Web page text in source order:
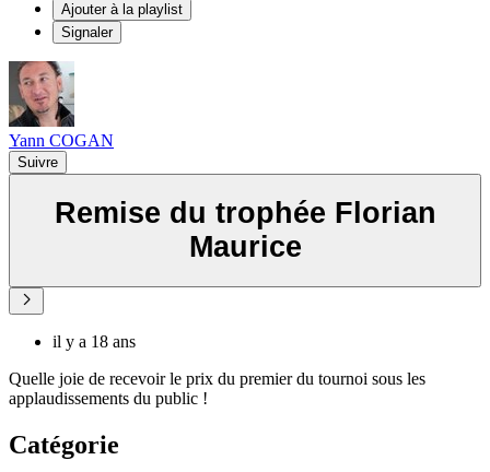
Ajouter à la playlist
Signaler
Yann COGAN
Suivre
Remise du trophée Florian
Maurice
il y a 18 ans
Quelle joie de recevoir le prix du premier du tournoi sous les
applaudissements du public !
Catégorie